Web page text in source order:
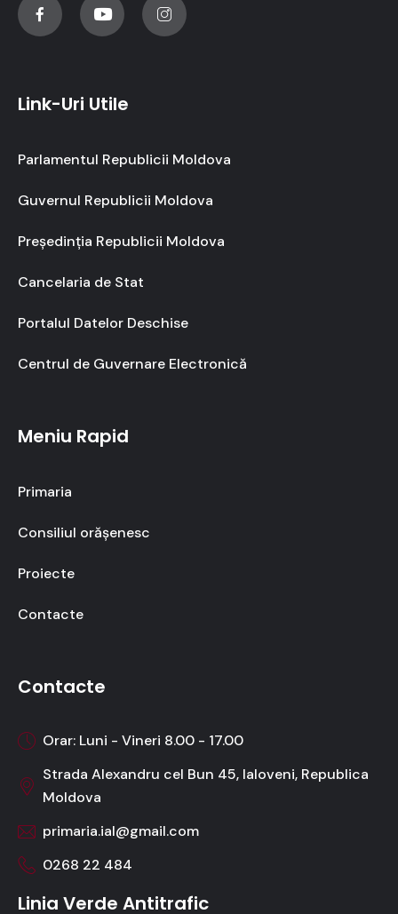
Link-Uri Utile
Parlamentul Republicii Moldova
Guvernul Republicii Moldova
Președinția Republicii Moldova
Cancelaria de Stat
Portalul Datelor Deschise
Centrul de Guvernare Electronică
Meniu Rapid
Primaria
Consiliul orășenesc
Proiecte
Contacte
Contacte
Orar: Luni - Vineri 8.00 - 17.00
Strada Alexandru cel Bun 45, Ialoveni, Republica
Moldova
primaria.ial@gmail.com
0268 22 484
Linia Verde Antitrafic